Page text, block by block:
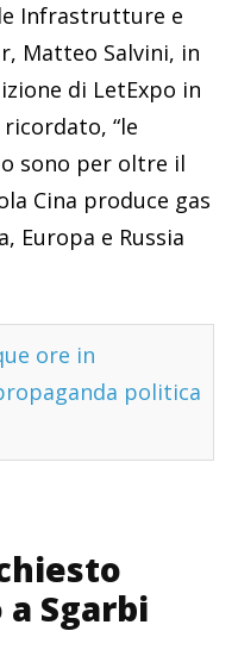
Infrastrutture e
Matteo Salvini, in
di LetExpo in
“le
sono per oltre il
Cina produce gas
Europa e Russia
ore in
politica
Sgarbi